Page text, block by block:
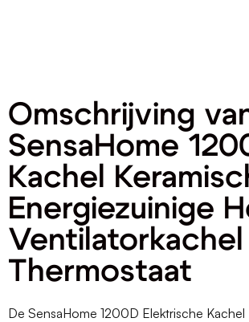
Omschrijving
SensaHome
Kachel
Energiezuinige
Thermostaat
De SensaHome 1200D Elektrische